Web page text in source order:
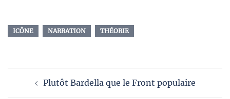
ICÔNE NARRATION THÉORIE
d’articlePlutôt Bardella que le Front populaire